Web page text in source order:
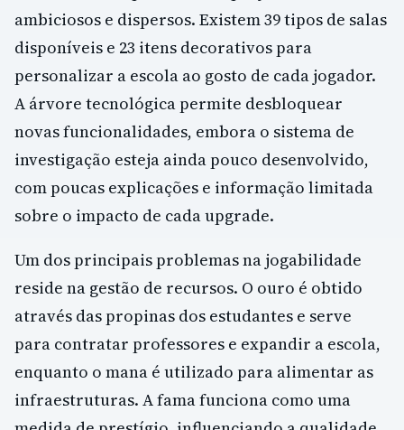
ambiciosos e dispersos. Existem 39 tipos de salas
disponíveis e 23 itens decorativos para
personalizar a escola ao gosto de cada jogador.
A árvore tecnológica permite desbloquear
novas funcionalidades, embora o sistema de
investigação esteja ainda pouco desenvolvido,
com poucas explicações e informação limitada
sobre o impacto de cada upgrade.
Um dos principais problemas na jogabilidade
reside na gestão de recursos. O ouro é obtido
através das propinas dos estudantes e serve
para contratar professores e expandir a escola,
enquanto o mana é utilizado para alimentar as
infraestruturas. A fama funciona como uma